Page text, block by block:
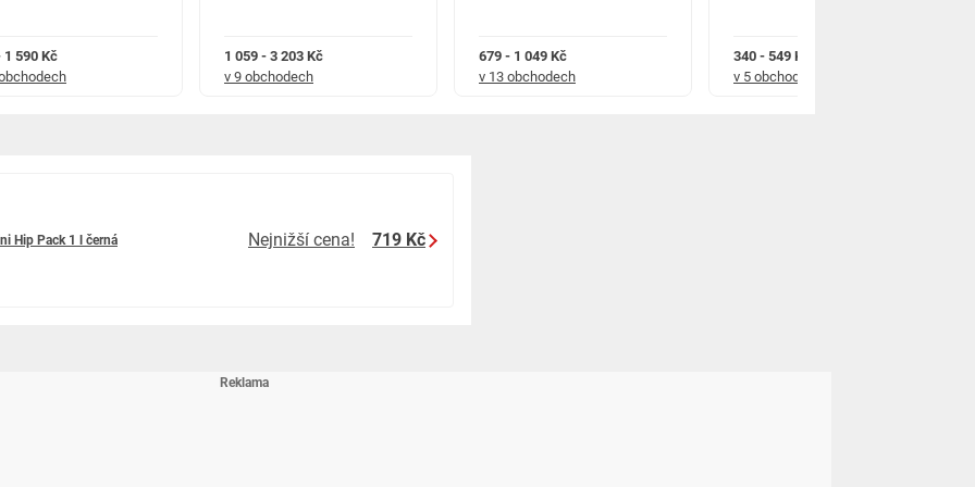
1 590 Kč
1 059 - 3 203 Kč
v 9 obchodech
679 - 1 049 Kč
v 13 obchodech
340 - 549 Kč
v 5 obchodech
Hip Pack 1 l černá Nejnižší cena! 719 Kč